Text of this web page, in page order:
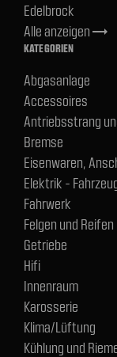
Edelbrock
Alle anzeigentrending_flat
KATEGORIEN
Abgasanlage
Accessoires
Antriebsstrang
Bremse
Eisenwaren,
Elektrik -
Fahrwerk
Felgen und Reifen
Getriebe
Hifi
Innenraum
Karosserie
Klima/Lüftung
Kühlung und